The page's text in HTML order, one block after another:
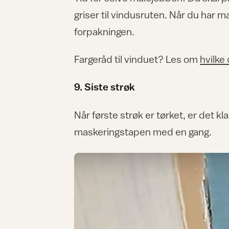
griser til vindusruten. Når du har
forpakningen.
Fargeråd til vinduet? Les om hvilke
9. Siste strøk
Når første strøk er tørket, er det
maskeringstapen med en gang.